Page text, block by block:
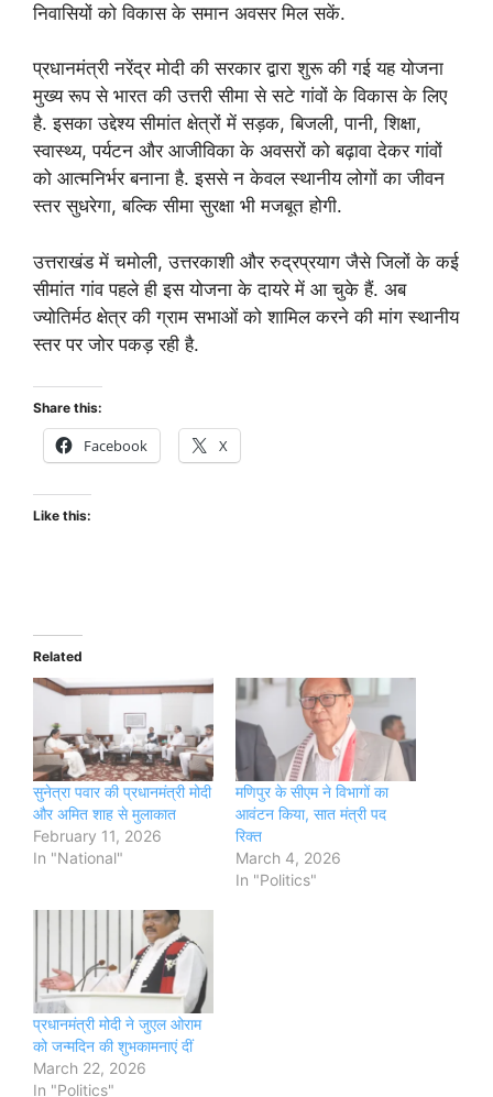
निवासियों को विकास के समान अवसर मिल सकें.
प्रधानमंत्री नरेंद्र मोदी की सरकार द्वारा शुरू की गई यह योजना
मुख्य रूप से भारत की उत्तरी सीमा से सटे गांवों के विकास के लिए
है. इसका उद्देश्य सीमांत क्षेत्रों में सड़क, बिजली, पानी, शिक्षा,
स्वास्थ्य, पर्यटन और आजीविका के अवसरों को बढ़ावा देकर गांवों
को आत्मनिर्भर बनाना है. इससे न केवल स्थानीय लोगों का जीवन
स्तर सुधरेगा, बल्कि सीमा सुरक्षा भी मजबूत होगी.
उत्तराखंड में चमोली, उत्तरकाशी और रुद्रप्रयाग जैसे जिलों के कई
सीमांत गांव पहले ही इस योजना के दायरे में आ चुके हैं. अब
ज्योतिर्मठ क्षेत्र की ग्राम सभाओं को शामिल करने की मांग स्थानीय
स्तर पर जोर पकड़ रही है.
Share this:
Facebook X
Like this:
Related
सुनेत्रा पवार की प्रधानमंत्री मोदी
और अमित शाह से मुलाकात
February 11, 2026
In "National"
मणिपुर के सीएम ने विभागों का
आवंटन किया, सात मंत्री पद
रिक्त
March 4, 2026
In "Politics"
प्रधानमंत्री मोदी ने जुएल ओराम
को जन्मदिन की शुभकामनाएं दीं
March 22, 2026
In "Politics"